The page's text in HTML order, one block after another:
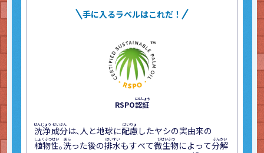
手に入るラベルはこれだ！
RSPO認証
洗浄成分は､人と地球に配慮 したヤシの実由来の
植物性｡洗った後の排水もすべて微生物によって分解
アス
ません